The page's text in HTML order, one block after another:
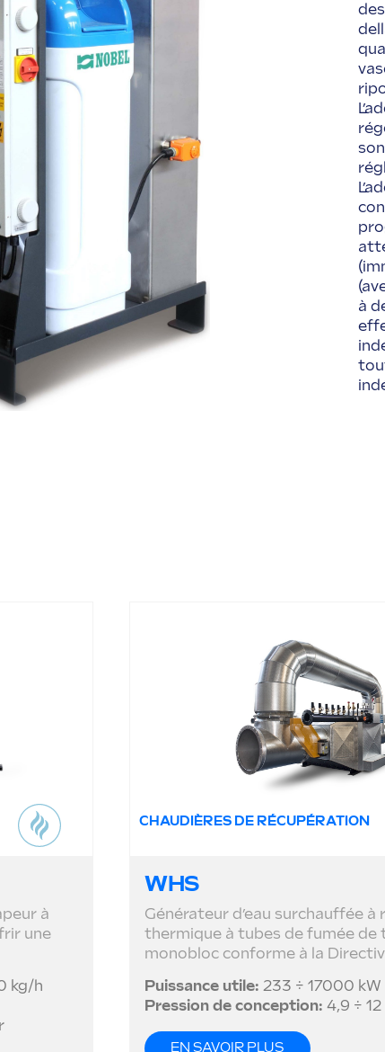
à
à
une
kg/h
CHAUDIÈRES DE RÉCUPÉRATION
WHS
Générateur d’eau surchauffée à
thermique à tubes de fumée de
monobloc conforme à la
Puissance utile: 233 ÷ 17000 kW
Pression de conception: 4,9 ÷
EN SAVOIR PLUS